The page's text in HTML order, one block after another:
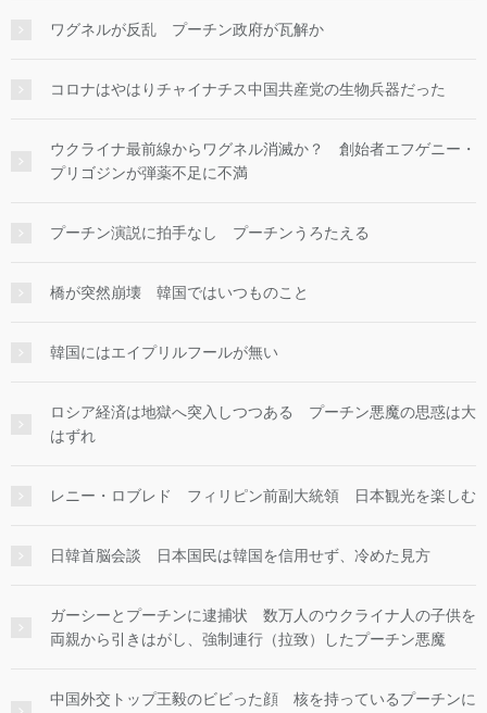
ワグネルが反乱 プーチン政府が瓦解か
コロナはやはりチャイナチス中国共産党の生物兵器だった
ウクライナ最前線からワグネル消滅か？ 創始者エフゲニー・
プリゴジンが弾薬不足に不満
プーチン演説に拍手なし プーチンうろたえる
橋が突然崩壊 韓国ではいつものこと
韓国にはエイプリルフールが無い
ロシア経済は地獄へ突入しつつある プーチン悪魔の思惑は大
はずれ
レニー・ロブレド フィリピン前副大統領 日本観光を楽しむ
日韓首脳会談 日本国民は韓国を信用せず、冷めた見方
ガーシーとプーチンに逮捕状 数万人のウクライナ人の子供を
両親から引きはがし、強制連行（拉致）したプーチン悪魔
中国外交トップ王毅のビビった顔 核を持っているプーチンに